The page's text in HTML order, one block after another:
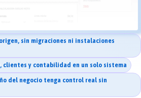
sin migraciones ni instalaciones
clientes y contabilidad en un solo sistema
del negocio tenga control real sin